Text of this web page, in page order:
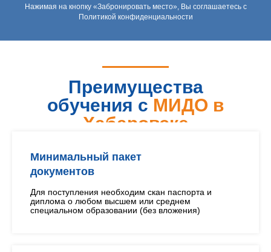
Нажимая на кнопку «Забронировать место», Вы соглашаетесь с
Политикой конфиденциальности
Преимущества
обучения с МИДО в
Хабаровске
Минимальный пакет
документов
Для поступления необходим скан паспорта и
диплома о любом высшем или среднем
специальном образовании (без вложения)